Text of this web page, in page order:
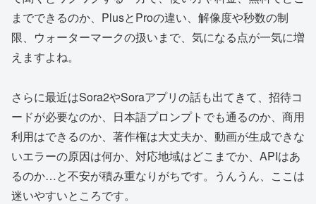
までできるのか、PlusとProの違い、解像度や秒数の制
限、ウォーターマークの扱いまで、気になる点が一気に増
えますよね。
さらに最近はSora2やSoraアプリの話も出てきて、招待コ
ードが必要なのか、日本語プロンプトでも通るのか、商用
利用はできるのか、著作権は大丈夫か、動画が生成できな
いエラーの原因は何か、対応地域はどこまでか、APIはあ
るのか…と不安が積み重なりがちです。うんうん、ここは
迷いやすいところです。